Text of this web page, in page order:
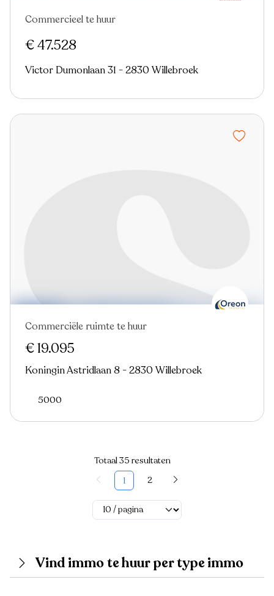
Commercieel te huur
€ 47.528
Victor Dumonlaan 31 - 2830 Willebroek
Commerciële ruimte te huur
€ 19.095
Koningin Astridlaan 8 - 2830 Willebroek
5000
Totaal 35 resultaten
1
2
Vind immo te huur per type immo